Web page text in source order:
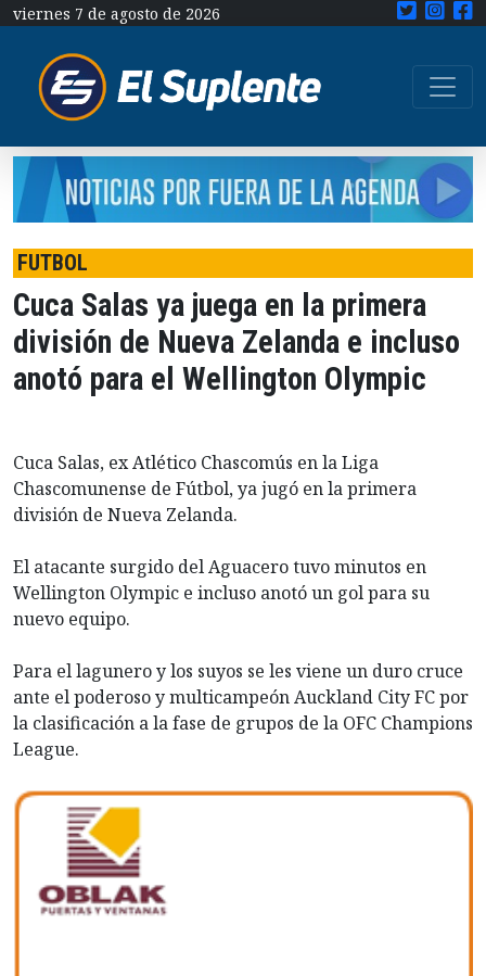
viernes 7 de agosto de 2026
FUTBOL
Cuca Salas ya juega en la primera
división de Nueva Zelanda e incluso
anotó para el Wellington Olympic
Cuca Salas, ex Atlético Chascomús en la Liga
Chascomunense de Fútbol, ya jugó en la primera
división de Nueva Zelanda.
El atacante surgido del Aguacero tuvo minutos en
Wellington Olympic e incluso anotó un gol para su
nuevo equipo.
Para el lagunero y los suyos se les viene un duro cruce
ante el poderoso y multicampeón Auckland City FC por
la clasificación a la fase de grupos de la OFC Champions
League.